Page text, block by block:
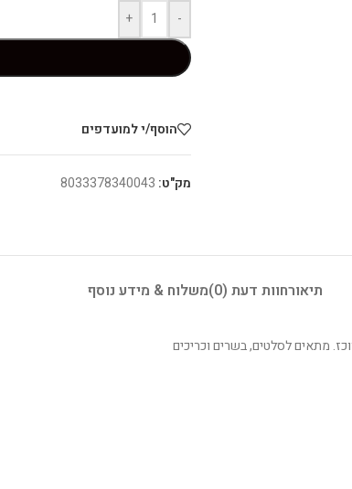
-
+
הוסף/י למועדפים
מק"ט: 8033378340043
תיאורחוות דעת (0) משלוח & מידע נוסף